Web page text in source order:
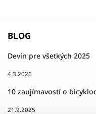
BLOG
Devín pre všetkých 2025
4.3.2026
10 zaujímavostí o
21.9.2025